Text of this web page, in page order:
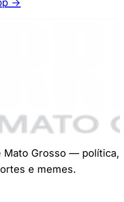
→
Mato Grosso — política,
e memes.